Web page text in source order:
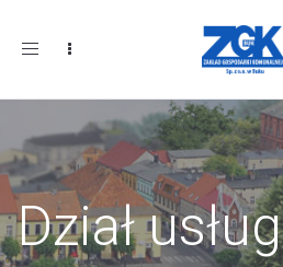
Toggle
Dział usług